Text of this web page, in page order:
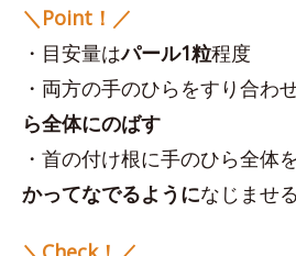
＼Point！／
・目安量はパール1粒程度
・両方の手のひらをすり合わ
ら全体にのばす
・首の付け根に手のひら全体
かってなでるようになじませる